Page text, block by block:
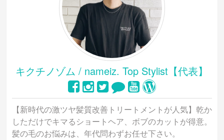
キクチノゾム / nameiz. Top Stylist【代表】
【新時代の激ツヤ髪質改善トリートメントが人気】乾か
しただけでキマるショートヘア、ボブのカットが得意。
髪の毛のお悩みは、年代問わずお任せ下さい。